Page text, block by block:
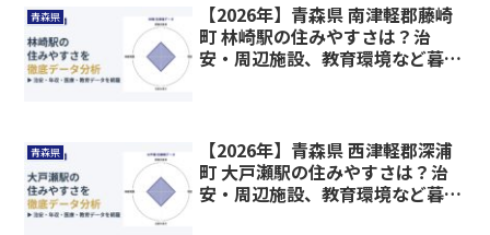
青森県
【2026年】青森県 南津軽郡藤崎
町 林崎駅の住みやすさは？治
安・周辺施設、教育環境など暮ら
青森県
【2026年】青森県 西津軽郡深浦
町 大戸瀬駅の住みやすさは？治
安・周辺施設、教育環境など暮ら